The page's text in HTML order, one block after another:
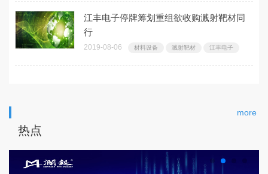
江丰电子停牌筹划重组欲收购溅射靶材同
行
2019-08-06 材料设备 溅射靶材 江丰电子
热点
more